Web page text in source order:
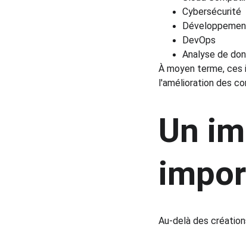
Cybersécurité
DevOps
Analyse de
À moyen terme,
l'amélioration des
Un
Au-delà des